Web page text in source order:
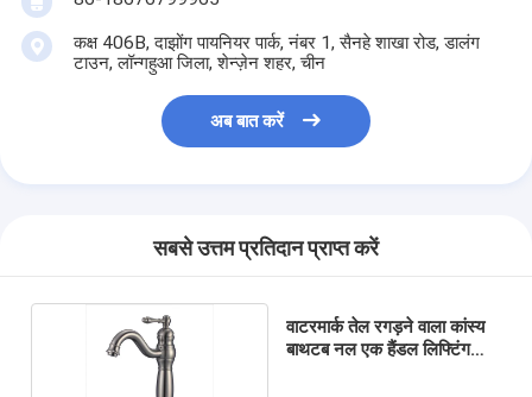
कक्ष 406B, दाझोंग पायनियर पार्क, नंबर 1, सैनहे शाखा रोड, डालंग
टाउन, लॉन्गहुआ जिला, शेन्ज़ेन शहर, चीन
अब बात करें
सबसे उत्तम प्रतिदान प्राप्त करें
वाटरमार्क तेल रगड़ने वाला कांस्य
बाथटब नल एक हैंडल लिफ्टिंग